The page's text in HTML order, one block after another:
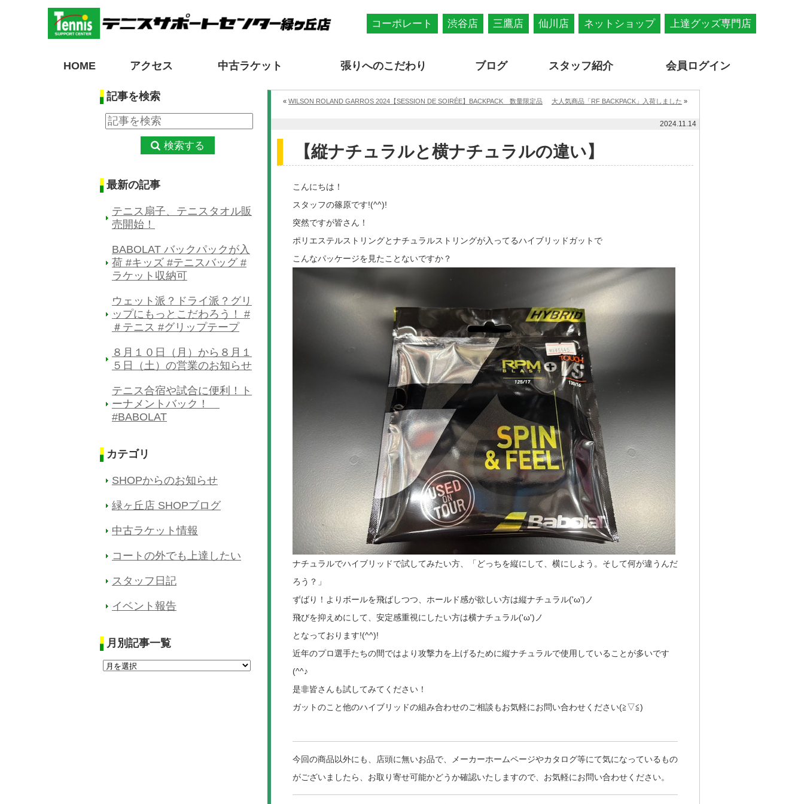
コーポレート 渋谷店 三鷹店 仙川店 ネットショップ 上達グッズ専門店
HOME アクセス 中古ラケット 張りへのこだわり ブログ スタッフ紹介 会員ログイン
記事を検索
検索する
最新の記事
テニス扇子、テニスタオル販
売開始！
BABOLAT バックパックが入
荷 #キッズ #テニスバッグ #
ラケット収納可
ウェット派？ドライ派？グリ
ップにもっとこだわろう！ #
＃テニス #グリップテープ
８月１０日（月）から８月１
５日（土）の営業のお知らせ
テニス合宿や試合に便利！ト
ーナメントバック！
#BABOLAT
カテゴリ
SHOPからのお知らせ
緑ヶ丘店 SHOPブログ
中古ラケット情報
コートの外でも上達したい
スタッフ日記
イベント報告
月別記事一覧
« WILSON ROLAND GARROS 2024【SESSION DE SOIRÉE】BACKPACK 数量限定品 大人気商品「RF BACKPACK」入荷しました »
2024.11.14
【縦ナチュラルと横ナチュラルの違い】
こんにちは！
スタッフの篠原です!(^^)!
突然ですが皆さん！
ポリエステルストリングとナチュラルストリングが入ってるハイブリッドガットで
こんなパッケージを見たことないですか？
ナチュラルでハイブリッドで試してみたい方、「どっちを縦にして、横にしよう。そして何が違うんだ
ろう？」
ずばり！よりボールを飛ばしつつ、ホールド感が欲しい方は縦ナチュラル('ω')ノ
飛びを抑えめにして、安定感重視にしたい方は横ナチュラル('ω')ノ
となっております!(^^)!
近年のプロ選手たちの間ではより攻撃力を上げるために縦ナチュラルで使用していることが多いです
(^^♪
是非皆さんも試してみてください！
ガットのこと他のハイブリッドの組み合わせのご相談もお気軽にお問い合わせください(≧▽≦)
今回の商品以外にも、店頭に無いお品で、メーカーホームページやカタログ等にて気になっているもの
がございましたら、お取り寄せ可能かどうか確認いたしますので、お気軽にお問い合わせください。